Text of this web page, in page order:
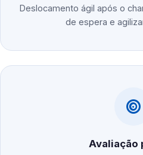
Deslocamento ágil após o
de espera e
Avaliação